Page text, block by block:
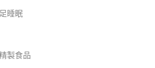
睡眠
製食品